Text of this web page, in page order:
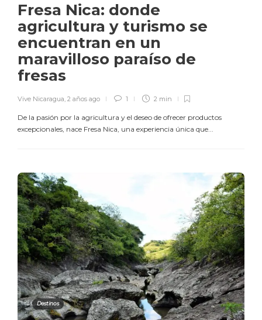
Fresa Nica: donde
agricultura y turismo se
encuentran en un
maravilloso paraíso de
fresas
Vive Nicaragua, 2 años ago 1 2 min
De la pasión por la agricultura y el deseo de ofrecer productos
excepcionales, nace Fresa Nica, una experiencia única que...
Destinos